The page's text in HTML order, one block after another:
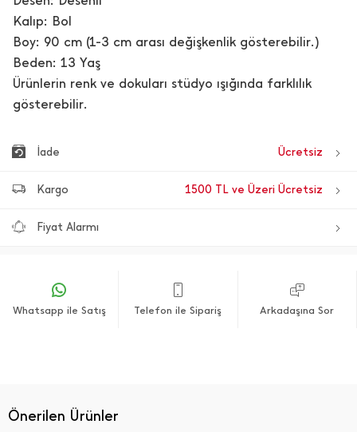
Kalıp: Bol
Boy: 90 cm (1-3 cm arası değişkenlik gösterebilir.)
Beden: 13 Yaş
Ürünlerin renk ve dokuları stüdyo ışığında farklılık
gösterebilir.
İade Ücretsiz
Kargo 1500 TL ve Üzeri Ücretsiz
Fiyat Alarmı
Whatsapp ile Satış Telefon ile Sipariş Arkadaşına Sor
Önerilen Ürünler